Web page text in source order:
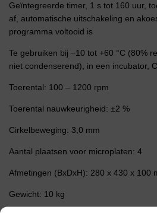
Geïntegreerde timer, 1 s tot 160 uur,
af, automatische uitschakeling en
programma voltooid is
Te gebruiken bij −10 tot +60 °C (80%
niet condenserend), in een incubator,
Toerental: 100 – 1200 rpm
Toerental nauwkeurigheid: ±2 %
Cirkelbeweging: 3,0 mm
Aantal plaatsen voor microplaten: 4
Afmetingen (BxDxH): 280 x 430 x 100
Gewicht: 10 kg